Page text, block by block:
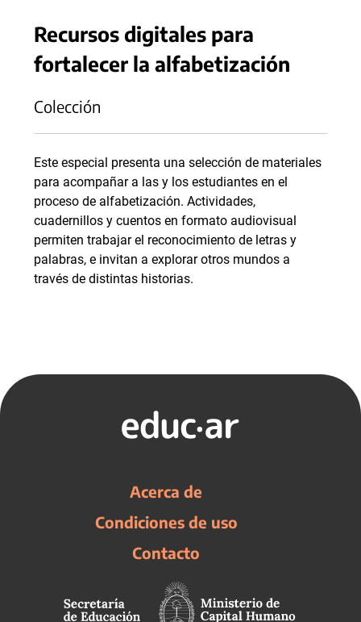
Recursos digitales para
fortalecer la alfabetización
Colección
Este especial presenta una selección de materiales
para acompañar a las y los estudiantes en el
proceso de alfabetización. Actividades,
cuadernillos y cuentos en formato audiovisual
permiten trabajar el reconocimiento de letras y
palabras, e invitan a explorar otros mundos a
través de distintas historias.
Acerca de
Condiciones de uso
Contacto